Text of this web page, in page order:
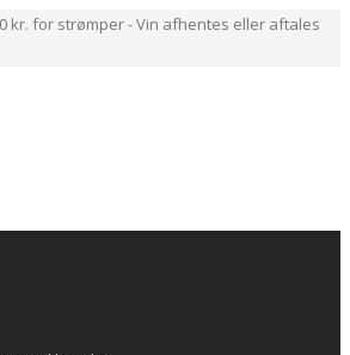
kr. for strømper - Vin afhentes eller aftales